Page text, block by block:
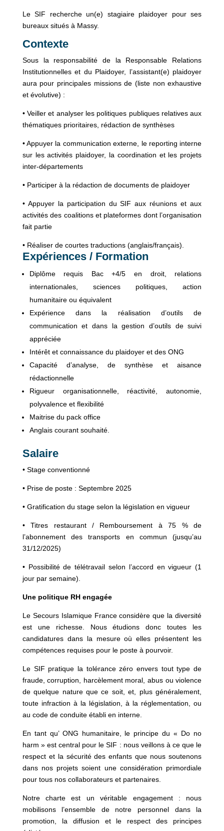
Le SIF recherche un(e) stagiaire plaidoyer pour ses
bureaux situés à Massy.
Contexte
Sous la responsabilité de la Responsable Relations
Institutionnelles et du Plaidoyer, l’assistant(e) plaidoyer
aura pour principales missions de (liste non exhaustive
et évolutive) :
• Veiller et analyser les politiques publiques relatives aux
thématiques prioritaires, rédaction de synthèses
• Appuyer la communication externe, le reporting interne
sur les activités plaidoyer, la coordination et les projets
inter-départements
• Participer à la rédaction de documents de plaidoyer
• Appuyer la participation du SIF aux réunions et aux
activités des coalitions et plateformes dont l’organisation
fait partie
• Réaliser de courtes traductions (anglais/français).
Expériences / Formation
Diplôme requis Bac +4/5 en droit, relations
internationales, sciences politiques, action
humanitaire ou équivalent
Expérience dans la réalisation d’outils de
communication et dans la gestion d’outils de suivi
appréciée
Intérêt et connaissance du plaidoyer et des ONG
Capacité d’analyse, de synthèse et aisance
rédactionnelle
Rigueur organisationnelle, réactivité, autonomie,
polyvalence et flexibilité
Maitrise du pack office
Anglais courant souhaité.
Salaire
• Stage conventionné
• Prise de poste : Septembre 2025
• Gratification du stage selon la législation en vigueur
• Titres restaurant / Remboursement à 75 % de
l’abonnement des transports en commun (jusqu’au
31/12/2025)
• Possibilité de télétravail selon l’accord en vigueur (1
jour par semaine).
Une politique RH engagée
Le Secours Islamique France considère que la diversité
est une richesse. Nous étudions donc toutes les
candidatures dans la mesure où elles présentent les
compétences requises pour le poste à pourvoir.
Le SIF pratique la tolérance zéro envers tout type de
fraude, corruption, harcèlement moral, abus ou violence
de quelque nature que ce soit, et, plus généralement,
toute infraction à la législation, à la réglementation, ou
au code de conduite établi en interne.
En tant qu’ ONG humanitaire, le principe du « Do no
harm » est central pour le SIF : nous veillons à ce que le
respect et la sécurité des enfants que nous soutenons
dans nos projets soient une considération primordiale
pour tous nos collaborateurs et partenaires.
Notre charte est un véritable engagement : nous
mobilisons l’ensemble de notre personnel dans la
promotion, la diffusion et le respect des principes